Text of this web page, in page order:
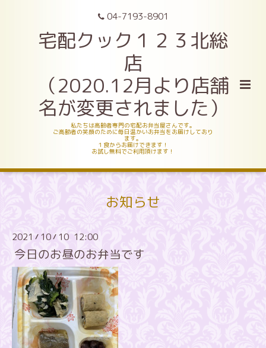
04-7193-8901
宅配クック１２３北総
店
（2020.12月より店舗
名が変更されました）
私たちは高齢者専門の宅配お弁当屋さんです。
ご高齢者の笑顔のために毎日温かいお弁当をお届けしており
ます。
１食からお届けできます！
お試し無料でご利用頂けます！
お知らせ
2021 / 10/ 10 12:00
今日のお昼のお弁当です